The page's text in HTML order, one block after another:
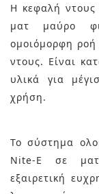
Η κεφαλή
ματ μαύρο
ομοιόμορφη ροή
ντους. Είναι
υλικά για
χρήση.
Το σύστημα
Nite-E σε
εξαιρετική